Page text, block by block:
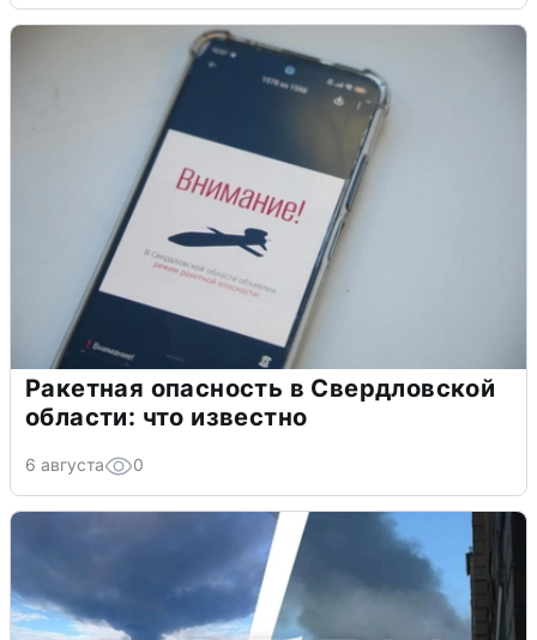
Ракетная опасность в Свердловской
области: что известно
6 августа 0